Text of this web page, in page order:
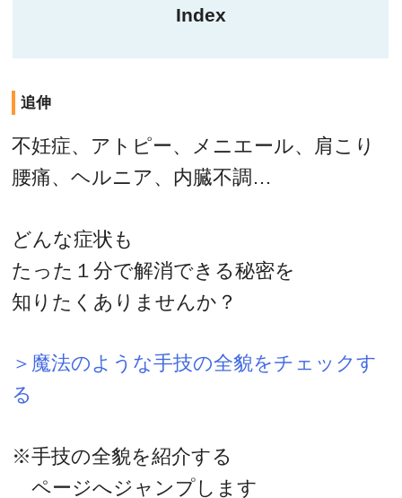
Index
追伸
不妊症、アトピー、メニエール、肩こり
腰痛、ヘルニア、内臓不調…
どんな症状も
たった１分で解消できる秘密を
知りたくありませんか？
＞魔法のような手技の全貌をチェックす
る
※手技の全貌を紹介する
ページへジャンプします